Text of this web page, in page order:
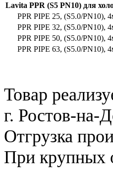
Lavita PPR (S5 PN10) для
PPR PIPE 25, (S5.0/PN10),
PPR PIPE 32, (S5.0/PN10),
PPR PIPE 50, (S5.0/PN10),
PPR PIPE 63, (S5.0/PN10),
Товар
г. Ростов-на-
Отгрузка
При крупных